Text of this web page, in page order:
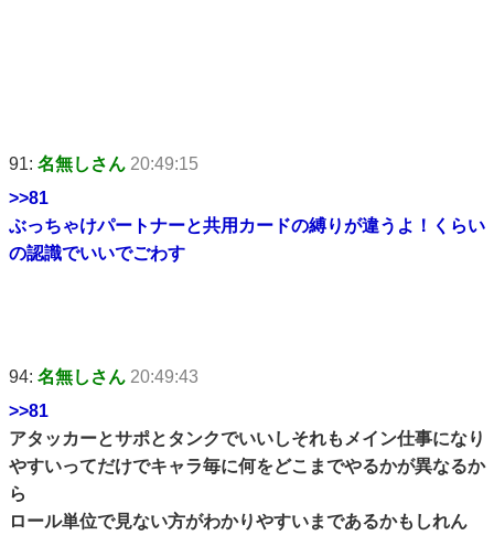
91: 名無しさん 20:49:15
>>81
ぶっちゃけパートナーと共用カードの縛りが違うよ！くらい
の認識でいいでごわす
94: 名無しさん 20:49:43
>>81
アタッカーとサポとタンクでいいしそれもメイン仕事になり
やすいってだけでキャラ毎に何をどこまでやるかが異なるか
ら
ロール単位で見ない方がわかりやすいまであるかもしれん